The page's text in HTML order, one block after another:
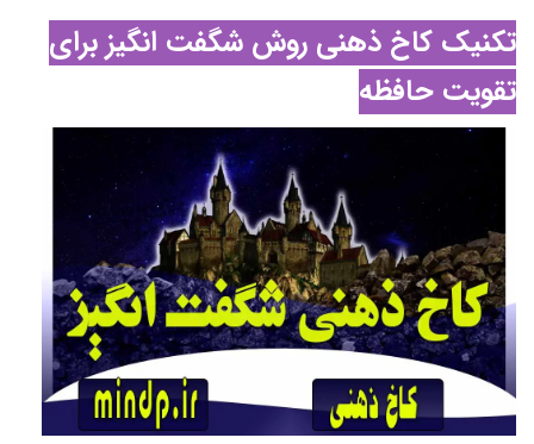
تکنیک کاخ ذهنی روش شگفت انگیز برای
تقویت حافظه